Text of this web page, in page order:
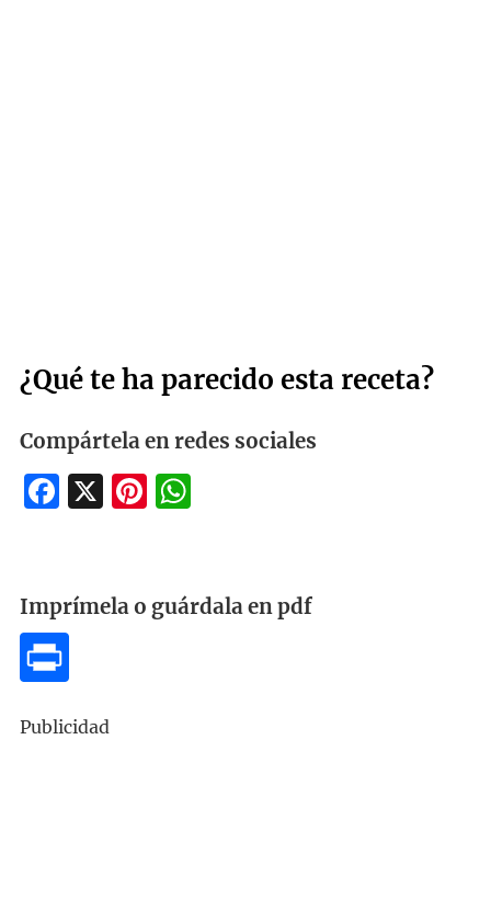
¿Qué te ha parecido esta receta?
Compártela en redes sociales
Facebook
X Pinterest
WhatsApp
Imprímela o guárdala en pdf
Publicidad